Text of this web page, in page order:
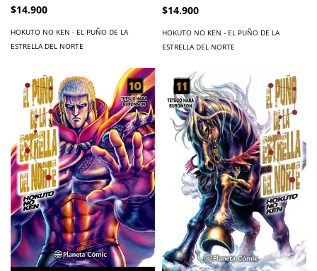
$14.900
HOKUTO NO KEN - EL PUÑO DE LA
ESTRELLA DEL NORTE
$14.900
HOKUTO NO KEN - EL PUÑO DE LA
ESTRELLA DEL NORTE